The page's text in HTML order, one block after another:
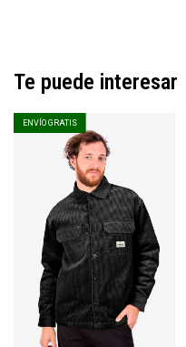
Te puede interesar
ENVÍO GRATIS